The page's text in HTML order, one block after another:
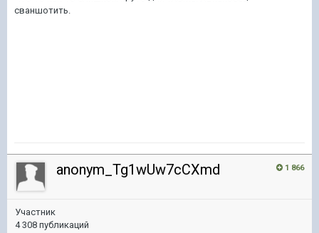
сваншотить.
1 866
anonym_Tg1wUw7cCXmd
Участник
4 308 публикаций